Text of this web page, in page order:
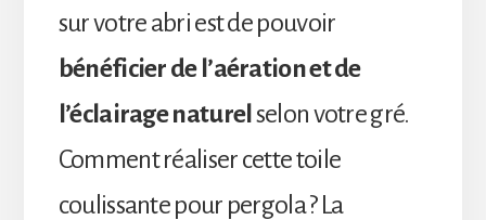
sur votre abri est de pouvoir
bénéficier de l’aération et de
l’éclairage naturelselon votre gré.
Comment réaliser cette toile
coulissante pour pergola ? La